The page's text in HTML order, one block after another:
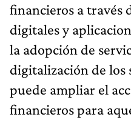
financieros a través
digitales y
la adopción de
digitalización de los
puede ampliar el
financieros para